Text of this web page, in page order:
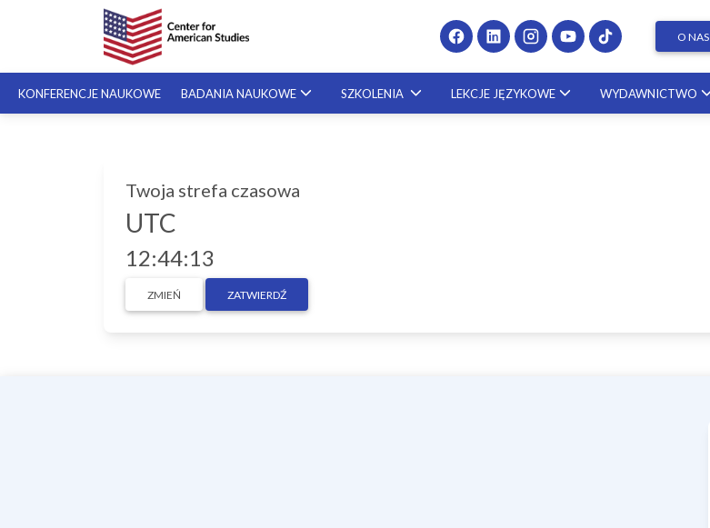
O NAS
KONFERENCJE NAUKOWE BADANIA NAUKOWE SZKOLENIA
SZKOLENIA NA ŻYCZENIE
LEKCJE JĘZYKOWE WYDAWNICTWO
Twoja strefa czasowa
UTC
12:44:13
ZMIEŃ ZATWIERDŹ